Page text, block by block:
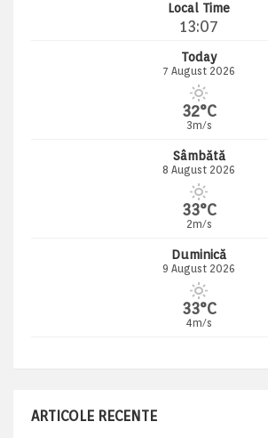
Local Time
13:07
Today
7 August 2026
32°C
3m/s
Sâmbătă
8 August 2026
33°C
2m/s
Duminică
9 August 2026
33°C
4m/s
ARTICOLE RECENTE